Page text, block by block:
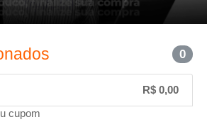
0
R$ 0,00
cupom